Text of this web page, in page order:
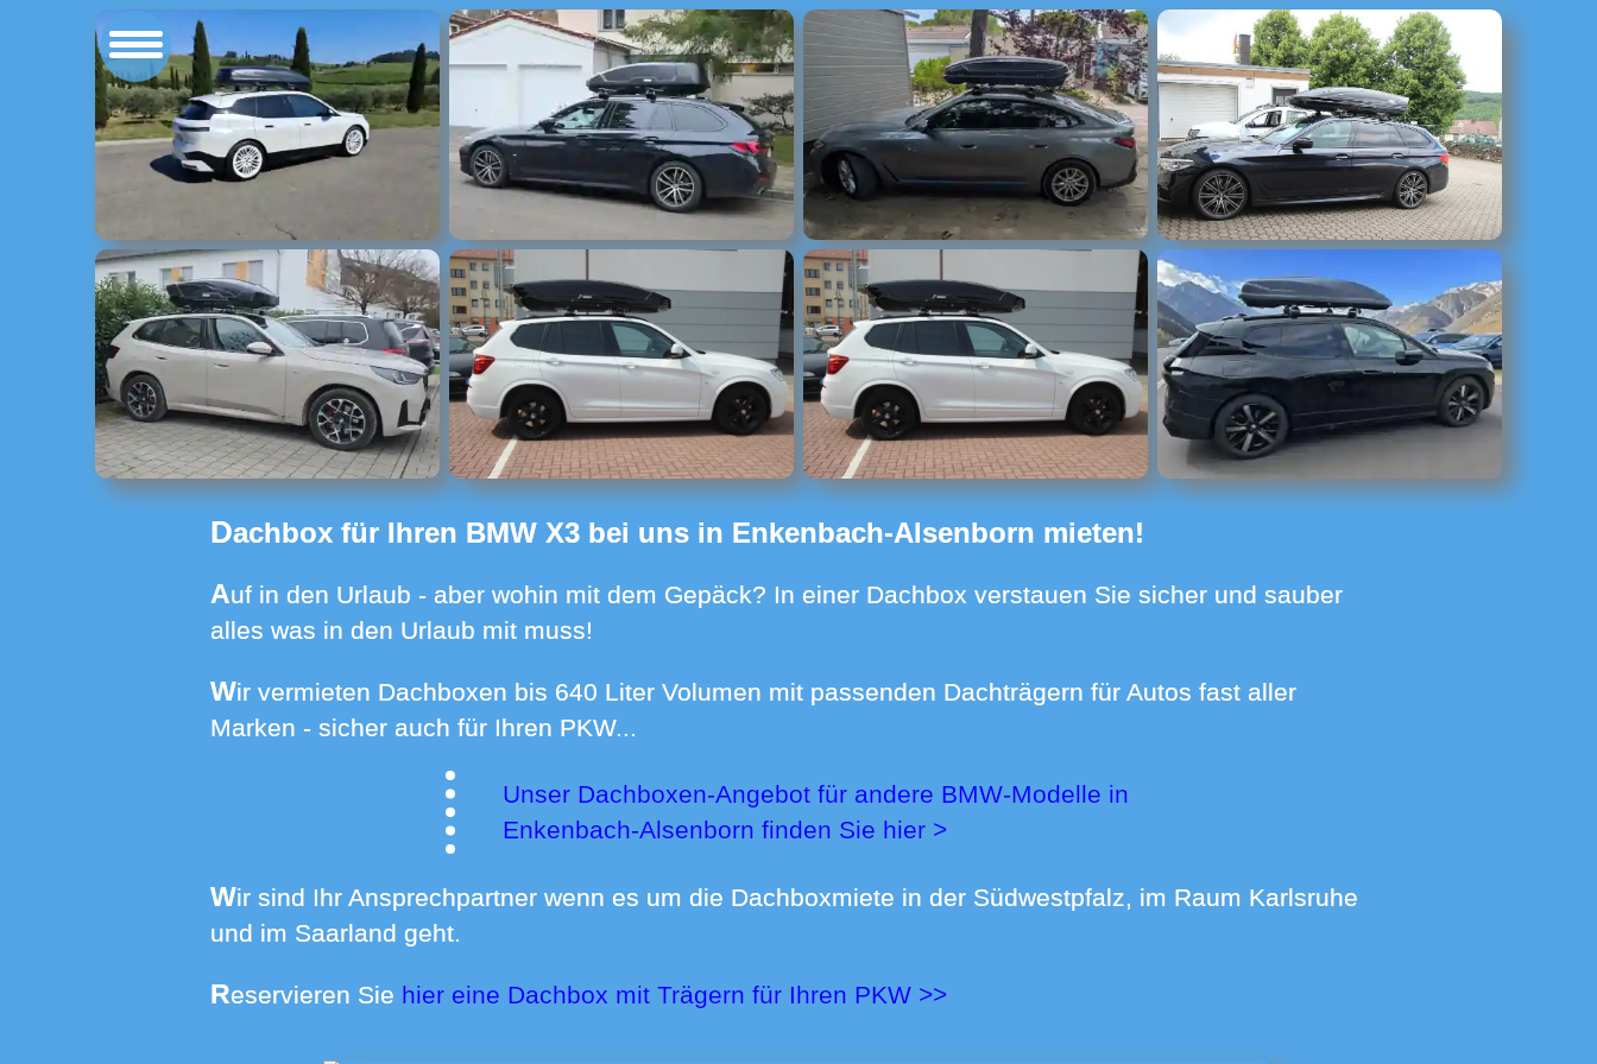
Dachbox für Ihren BMW X3 bei uns in Enkenbach-Alsenborn mieten!
Auf in den Urlaub - aber wohin mit dem Gepäck? In einer Dachbox verstauen Sie sicher und sauber
alles was in den Urlaub mit muss!
Wir vermieten Dachboxen bis 640 Liter Volumen mit passenden Dachträgern für Autos fast aller
Marken - sicher auch für Ihren PKW...
Unser Dachboxen-Angebot für andere BMW-Modelle in
Enkenbach-Alsenborn finden Sie hier >
Wir sind Ihr Ansprechpartner wenn es um die Dachboxmiete in der Südwestpfalz, im Raum Karlsruhe
und im Saarland geht.
Reservieren Sie hier eine Dachbox mit Trägern für Ihren PKW >>